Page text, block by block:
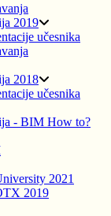
2019
učesnika
2018
učesnika
- BIM How to?
2021
2019